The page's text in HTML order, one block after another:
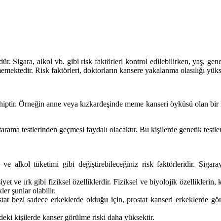
Sigara, alkol vb. gibi risk faktörleri kontrol edilebilirken, yaş,
Risk faktörleri, doktorların kansere yakalanma olasılığı
Örneğin anne veya kızkardeşinde meme kanseri öyküsü olan
testlerinden geçmesi faydalı olacaktır. Bu kişilerde genetik
alkol tüketimi gibi değiştirebileceğiniz risk faktörleridir.
ve ırk gibi fiziksel özelliklerdir. Fiziksel ve biyolojik özelliklerin,
şunlar olabilir.
bezi sadece erkeklerde olduğu için, prostat kanseri erkeklerde
kişilerde kanser görülme riski daha yüksektir.